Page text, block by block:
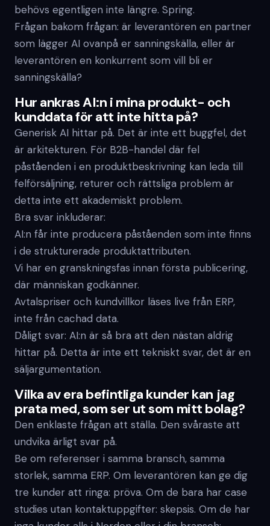
behövs egentligen inte längre. Spring.
Frågan bakom frågan: är leverantören en partner
som lägger AI ovanpå er sanningskälla, eller är
leverantören en konkurrent som vill bli er
sanningskälla?
Hur ankras AI:n i mina produkt- och
kunddata för att inte hitta på?
Generisk AI hittar på. Det är inte ett buggfel, det
är arkitekturen. För B2B-handel där fel
påståenden i en produktbeskrivning kan leda till
felförsäljning, returer och rättsliga problem är
detta inte ett akademiskt problem.
Bra svar inkluderar:
AI:n får inte producera påståenden som inte finns
i de strukturerade produktattributen.
Vi har en granskningsfas innan första publicering,
där människan godkänner.
Avtalspriser och kundvillkor läses live från ERP,
inte från cachad data.
Dåligt svar: AI:n är så bra att den nästan aldrig
hittar på. Detta är inte ett tekniskt svar, det är en
säljargumentation.
Vilka av era befintliga kunder kan jag
prata med, som ser ut som mitt bolag?
Den enklaste frågan att ställa. Den svåraste att
undvika ärligt svar på.
Be om referenser i samma bransch, samma
storlek, samma ERP. Om leverantören kan ge dig
tre kunder att ringa: pröva. Om de bara har case
studies utan kontaktuppgifter: skepsis. Om de har